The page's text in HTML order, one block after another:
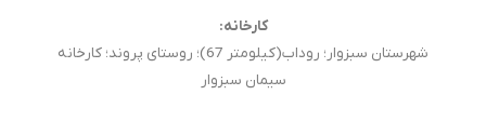
کارخانه:
شهرستان سبزوار؛ روداب(کیلومتر 67)؛ روستای پروند؛ کارخانه
سیمان سبزوار